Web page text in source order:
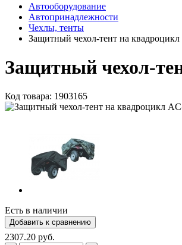
Автооборудование
Автопринадлежности
Чехлы, тенты
Защитный чехол-тент на
Защитный чехол-
Код товара: 1903165
Есть в наличии
2307.20 руб.